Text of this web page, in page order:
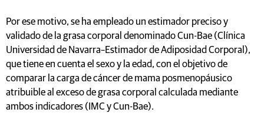
Por ese motivo, se ha empleado un estimador preciso y
validado de la grasa corporal denominado Cun-Bae (Clínica
Universidad de Navarra–Estimador de Adiposidad Corporal),
que tiene en cuenta el sexo y la edad, con el objetivo de
comparar la carga de cáncer de mama posmenopáusico
atribuible al exceso de grasa corporal calculada mediante
ambos indicadores (IMC y Cun-Bae).